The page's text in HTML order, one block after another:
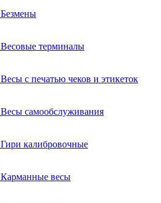
Безмены
Весовые терминалы
Весы с печатью чеков и этикеток
Весы самообслуживания
Гири калибровочные
Карманные весы